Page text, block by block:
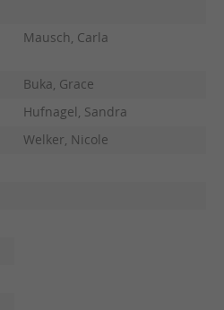
Mausch, Carla
Buka, Grace
Hufnagel, Sandra
Welker, Nicole